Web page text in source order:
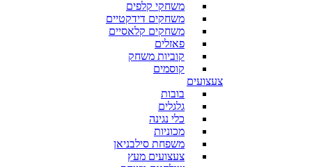
משחקי קלפים
משחקים דידקטיים
משחקים קלאסיים
פאזלים
קוביות משחק
קוסמים
צעצועים
בובות
גלגלים
כלי נגינה
מכוניות
משפחת סילבניאן
צעצועים מעץ